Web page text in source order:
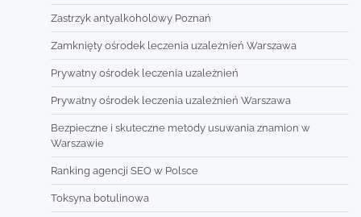
Zastrzyk antyalkoholowy Poznań
Zamknięty ośrodek leczenia uzależnień Warszawa
Prywatny ośrodek leczenia uzależnień
Prywatny ośrodek leczenia uzależnień Warszawa
Bezpieczne i skuteczne metody usuwania znamion w
Warszawie
Ranking agencji SEO w Polsce
Toksyna botulinowa